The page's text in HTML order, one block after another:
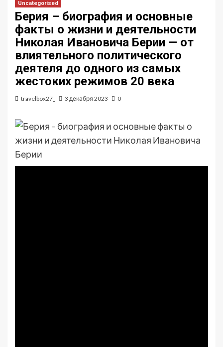
Uncategorised
Берия – биография и основные
факты о жизни и деятельности
Николая Ивановича Берии — от
влиятельного политического
деятеля до одного из самых
жестоких режимов 20 века
travelbox27_ 3 декабря 2023 0